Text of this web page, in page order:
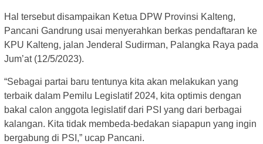
Hal tersebut disampaikan Ketua DPW Provinsi Kalteng,
Pancani Gandrung usai menyerahkan berkas pendaftaran ke
KPU Kalteng, jalan Jenderal Sudirman, Palangka Raya pada
Jum’at (12/5/2023).
“Sebagai partai baru tentunya kita akan melakukan yang
terbaik dalam Pemilu Legislatif 2024, kita optimis dengan
bakal calon anggota legislatif dari PSI yang dari berbagai
kalangan. Kita tidak membeda-bedakan siapapun yang ingin
bergabung di PSI,” ucap Pancani.